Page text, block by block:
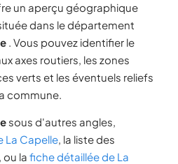
un aperçu géographique
dans le département
. Vous pouvez identifier le
axes routiers, les zones
verts et les éventuels reliefs
commune.
sous d'autres angles,
La Capelle, la liste des
, ou la fiche détaillée de La